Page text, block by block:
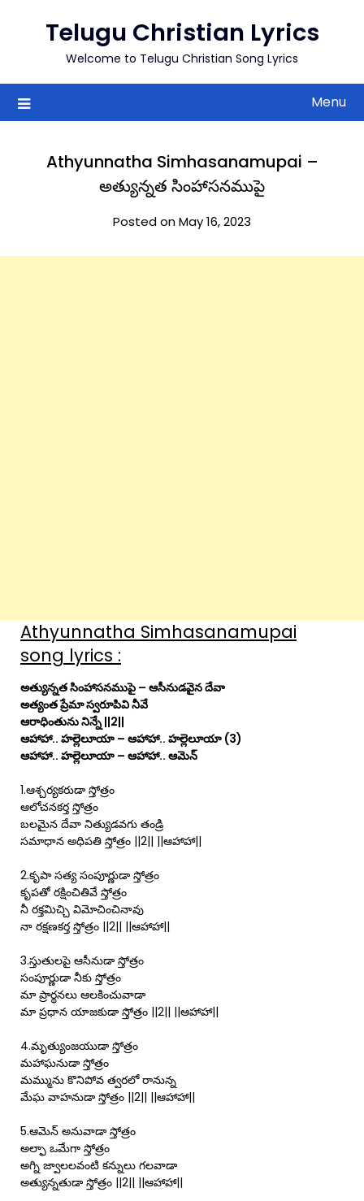
Telugu Christian Lyrics
Welcome to Telugu Christian Song Lyrics
Menu
Athyunnatha Simhasanamupai –
అత్యున్నత సింహాసనముపై
Posted on May 16, 2023
Athyunnatha Simhasanamupai
song lyrics :
అత్యున్నత సింహాసనముపై – ఆసీనుడవైన దేవా
అత్యంత ప్రేమా స్వరూపివి నీవే
ఆరాధింతును నిన్నే ||2||
ఆహాహా.. హల్లెలూయా – ఆహాహా.. హల్లెలూయా (3)
ఆహాహా.. హల్లెలూయా – ఆహాహా.. ఆమెన్
1.ఆశ్చర్యకరుడా స్తోత్రం
ఆలోచనకర్త స్తోత్రం
బలమైన దేవా నిత్యుడవగు తండ్రి
సమాధాన అధిపతి స్తోత్రం ||2|| ||ఆహాహా||
2.కృపా సత్య సంపూర్ణుడా స్తోత్రం
కృపతో రక్షించితివే స్తోత్రం
నీ రక్తమిచ్చి విమోచించినావు
నా రక్షణకర్త స్తోత్రం ||2|| ||ఆహాహా||
3.స్తుతులపై ఆసీనుడా స్తోత్రం
సంపూర్ణుడా నీకు స్తోత్రం
మా ప్రార్థనలు ఆలకించువాడా
మా ప్రధాన యాజకుడా స్తోత్రం ||2|| ||ఆహాహా||
4.మృత్యుంజయుడా స్తోత్రం
మహాఘనుడా స్తోత్రం
మమ్మును కొనిపోవ త్వరలో రానున్న
మేఘ వాహనుడా స్తోత్రం ||2|| ||ఆహాహా||
5.ఆమెన్ అనువాడా స్తోత్రం
అల్ఫా ఒమేగా స్తోత్రం
అగ్ని జ్వాలలవంటి కన్నులు గలవాడా
అత్యున్నతుడా స్తోత్రం ||2|| ||ఆహాహా||